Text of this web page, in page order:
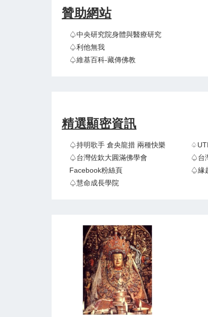
贊助網站
♤中央研究院身體與醫療研究
♤利他無我
♤維基百科-藏傳佛教
精選顯密資訊
♤持明歌手 倉央龍措 兩種快樂
♤台灣佐欽大圓滿佛學會
Facebook粉絲頁
♤台
♤緣
♤慧命成長學院